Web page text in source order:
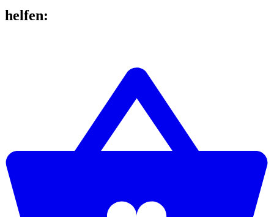
helfen: